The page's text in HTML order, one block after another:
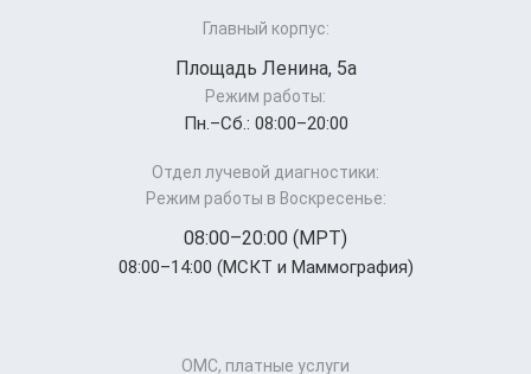
Главный корпус:
Площадь Ленина, 5а
Режим работы:
Пн.–Cб.: 08:00–20:00
Отдел лучевой диагностики:
Режим работы в Воскресенье:
08:00–20:00 (МРТ)
08:00–14:00 (МСКТ и Маммография)
ОМС, платные услуги